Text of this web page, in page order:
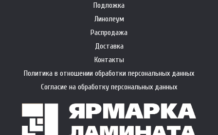
Подложка
Линолеум
Распродажа
Доставка
Контакты
Политика в отношении обработки персональных данных
Согласие на обработку персональных данных